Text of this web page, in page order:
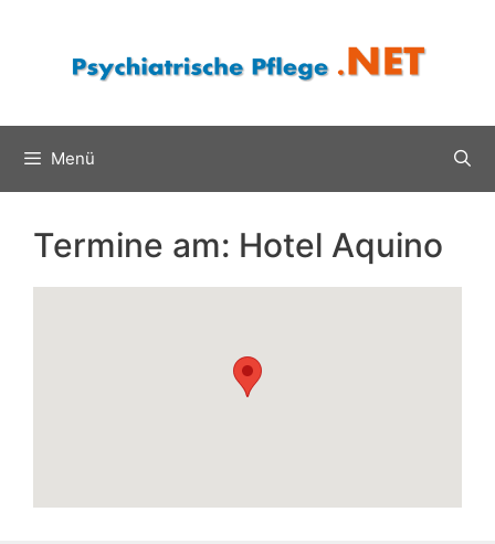
Menü
Termine am: Hotel Aquino